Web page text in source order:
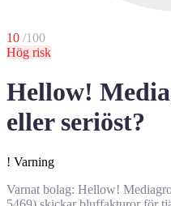
10 /100
Hög risk
Hellow!
eller seriöst?
! Varning
Varnat bolag: Hellow!